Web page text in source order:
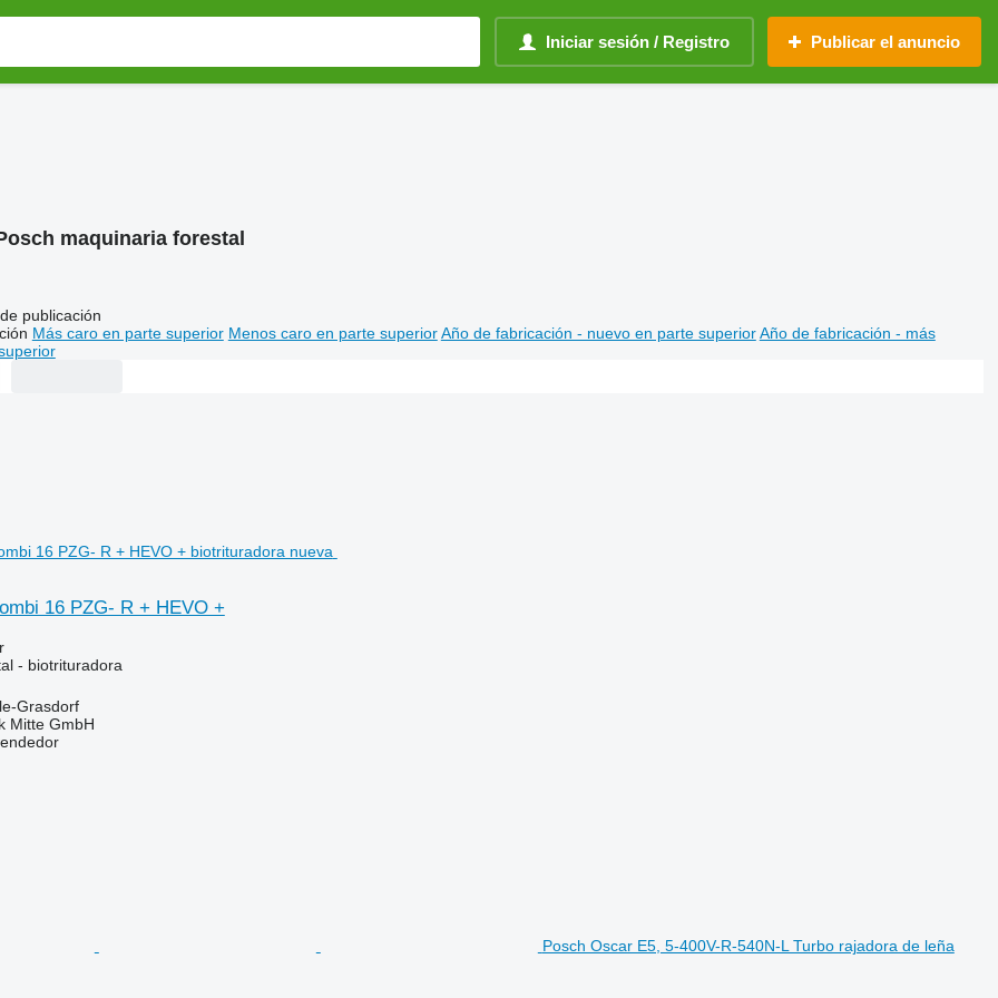
Iniciar sesión / Registro Publicar el anuncio
maquinaria forestal
publicación
Más caro en parte superior Menos caro en parte superior Año de fabricación - nuevo en parte superior Año de fabricación - más
16 PZG- R + HEVO +
- biotrituradora
Grasdorf
Mitte GmbH
Posch Oscar E5, 5-400V-R-540N-L Turbo rajadora de leña